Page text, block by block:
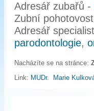
Adresář zubařů -
Zubní
Adresář
parodontologie,
Nacházíte se na stránce:
Link: MUDr. Marie